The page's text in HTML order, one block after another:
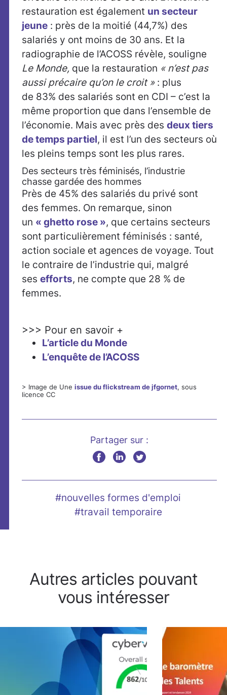
restauration est également un secteur
jeune : près de la moitié (44,7%) des
salariés y ont moins de 30 ans. Et la
radiographie de l’ACOSS révèle, souligne
Le Monde, que la restauration « n’est pas
aussi précaire qu’on le croit » : plus
de 83% des salariés sont en CDI – c’est la
même proportion que dans l’ensemble de
l’économie. Mais avec près des deux tiers
de temps partiel, il est l’un des secteurs où
les pleins temps sont les plus rares.
Des secteurs très féminisés, l’industrie
chasse gardée des hommes
Près de 45% des salariés du privé sont
des femmes. On remarque, sinon
un « ghetto rose », que certains secteurs
sont particulièrement féminisés : santé,
action sociale et agences de voyage. Tout
le contraire de l’industrie qui, malgré
ses efforts, ne compte que 28 % de
femmes.
>>> Pour en savoir +
L’article du Monde
L’enquête de l’ACOSS
> Image de Une issue du flickstream de jfgornet, sous
licence CC
Partager sur :
#nouvelles formes d'emploi
#travail temporaire
Autres articles pouvant
vous intéresser